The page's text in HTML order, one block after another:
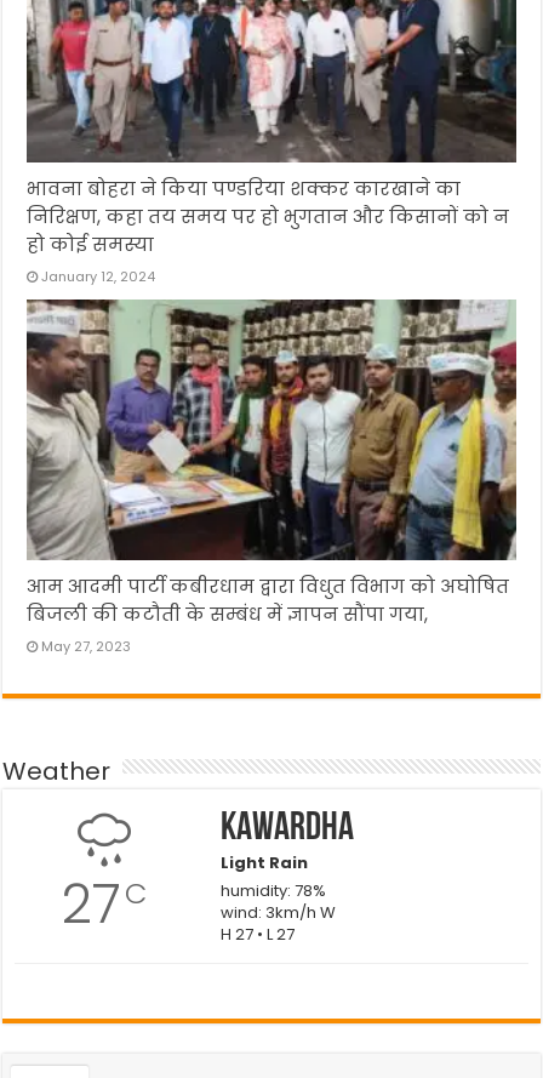
भावना बोहरा ने किया पण्डरिया शक्कर कारखाने का
निरिक्षण, कहा तय समय पर हो भुगतान और किसानों को न
हो कोई समस्या
January 12, 2024
आम आदमी पार्टी कबीरधाम द्वारा विधुत विभाग को अघोषित
बिजली की कटौती के सम्बंध में ज्ञापन सौंपा गया,
May 27, 2023
Weather
27C
Kawardha
Light Rain
humidity: 78%
wind: 3km/h W
H 27 • L 27